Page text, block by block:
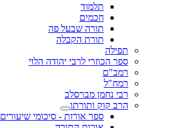
תלמוד
חכמים
תורה שבעל פה
תורת הקבלה
תפילה
ספר הכוזרי לרבי יהודה הלוי
רמב"ם
רמח"ל
רבי נחמן מברסלב
הרב קוק ותורתו
ספר אורות - סיכומי שיעורים